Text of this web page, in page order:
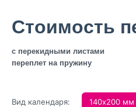
Стоимость
с перекидными листами
переплет на пружину
Вид календаря: 140х200 мм